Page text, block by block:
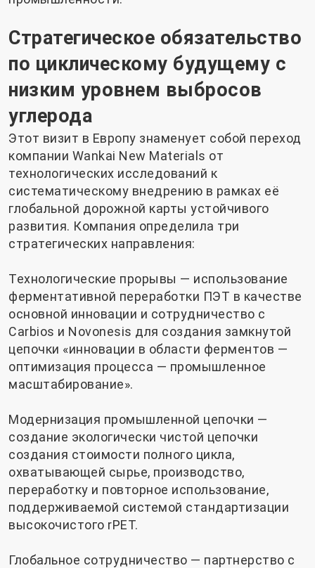
Стратегическое обязательство
по циклическому будущему с
низким уровнем выбросов
углерода
Этот визит в Европу знаменует собой переход
компании Wankai New Materials от
технологических исследований к
систематическому внедрению в рамках её
глобальной дорожной карты устойчивого
развития. Компания определила три
стратегических направления:
Технологические прорывы — использование
ферментативной переработки ПЭТ в качестве
основной инновации и сотрудничество с
Carbios и Novonesis для создания замкнутой
цепочки «инновации в области ферментов —
оптимизация процесса — промышленное
масштабирование».
Модернизация промышленной цепочки —
создание экологически чистой цепочки
создания стоимости полного цикла,
охватывающей сырье, производство,
переработку и повторное использование,
поддерживаемой системой стандартизации
высокочистого rPET.
Глобальное сотрудничество — партнерство с